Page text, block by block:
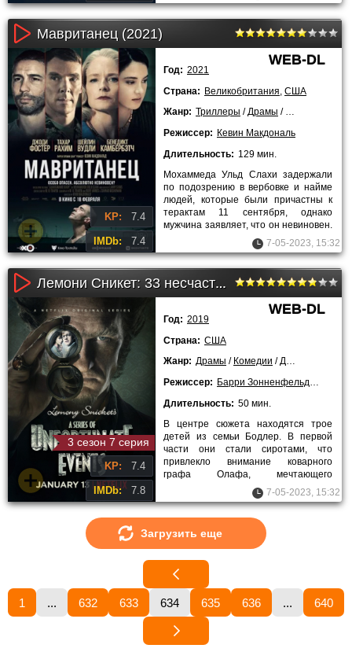
Мавританец (2021)
KP: 7.4
IMDb: 7.4
WEB-DL
Год: 2021
Страна: Великобритания США
Жанр: Триллеры /Драмы / 2021 года
Режиссер: Кевин Макдональ
Длительность: 129 мин.
Мохаммеда Ульд Слахи задержали
по подозрению в вербовке и найме
людей, которые были причастны к
терактам 11 сентября, однако
мужчина заявляет, что он невиновен.
Не предъявив ему обвинения и
7-05-2023, 15:32
Лемони Сникет: 33 несчастья (3 сезон)
3 сезон 7 серия
KP: 7.4
IMDb: 7.8
WEB-DL
Год: 2019
Страна: США
Жанр: Драмы / Комедии /Детективы
Режиссер:
Барри Зонненфельд
,Бо Уэлш
Длительность: 50 мин.
В центре сюжета находятся трое
детей из семьи Бодлер. В первой
части они стали сиротами, что
привлекло внимание коварного
графа Олафа, мечтающего
завладеть деньгами их погибших
родителей. К
7-05-2023, 15:32
Загрузить еще
1 ... 632 633 634 635 636 ... 640